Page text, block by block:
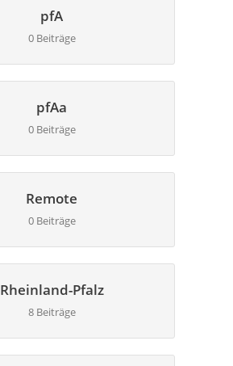
pfA
0 Beiträge
pfAa
0 Beiträge
Remote
0 Beiträge
Rheinland-Pfalz
8 Beiträge